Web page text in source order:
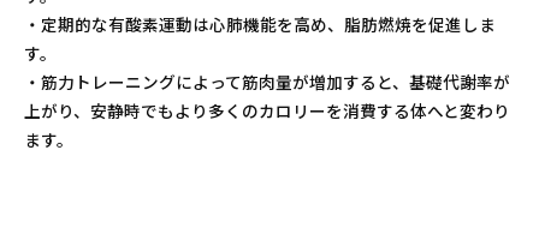
・定期的な有酸素運動は心肺機能を高め、脂肪燃焼を促進しま
す。
・筋力トレーニングによって筋肉量が増加すると、基礎代謝率が
上がり、安静時でもより多くのカロリーを消費する体へと変わり
ます。